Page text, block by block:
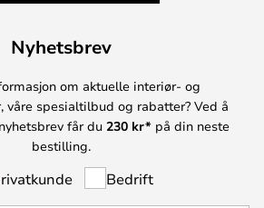
Nyhetsbrev
om aktuelle interiør- og
våre spesialtilbud og rabatter? Ved å
får du 230 kr* på din neste
bestilling.
Bedrift